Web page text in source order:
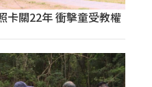
卡關22年 衝擊童受教權